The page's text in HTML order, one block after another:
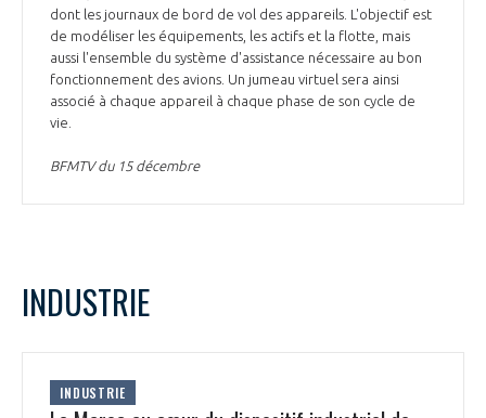
dont les journaux de bord de vol des appareils. L'objectif est
de modéliser les équipements, les actifs et la flotte, mais
aussi l'ensemble du système d'assistance nécessaire au bon
fonctionnement des avions. Un jumeau virtuel sera ainsi
associé à chaque appareil à chaque phase de son cycle de
vie.
BFMTV du 15 décembre
INDUSTRIE
INDUSTRIE